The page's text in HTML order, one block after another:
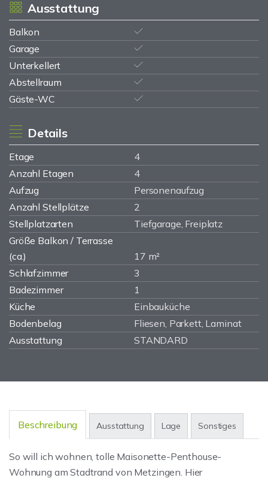
Ausstattung
Balkon
Garage
Unterkellert
Abstellraum
Gäste-WC
Details
Etage
4
Anzahl Etagen
4
Aufzug
Personenaufzug
Anzahl Stellplätze
2
Stellplatzarten
Tiefgarage, Freiplatz
Größe Balkon / Terrasse
(ca.)
17 m²
Schlafzimmer
3
Badezimmer
1
Küche
Einbauküche
Bodenbelag
Fliesen, Parkett, Laminat
Ausstattung
STANDARD
Beschreibung Ausstattung Lage Sonstiges
So will ich wohnen, tolle Maisonette-Penthouse-
Wohnung am Stadtrand von Metzingen. Hier